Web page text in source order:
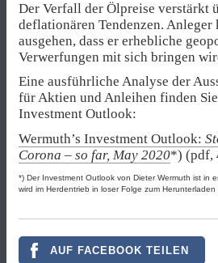
Der Verfall der Ölpreise verstärkt
deflationären Tendenzen. Anleger
ausgehen, dass er erhebliche
Verwerfungen mit sich bringen
Eine ausführliche Analyse der
für Aktien und Anleihen finden
Investment Outlook:
Wermuth’s Investment Outlook:
Corona – so far, May 2020*) (pdf,
*) Der Investment Outlook von Dieter Wermuth ist in
wird im Herdentrieb in loser Folge zum Herunterladen
AUF FACEBOOK TEILEN